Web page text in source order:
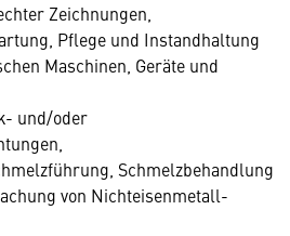
Zeichnungen,
Pflege und Instandhaltung
Maschinen, Geräte und
und/oder
Schmelzbehandlung
von Nichteisenmetall-